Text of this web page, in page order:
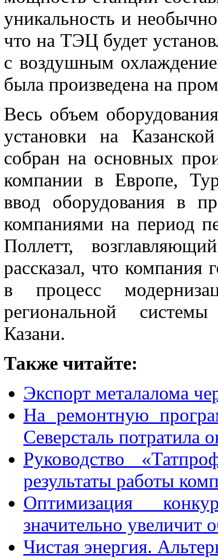
уникальность и
что на ТЭЦ будет
с воздушным
была произведена на
Весь объем
установки на
собран на основных
компании в Европе,
ввод оборудования в
компаниями на период
Поллетт,
рассказал, что
в процесс
региональной
Казани.
Также читайте:
Экспорт металалома
На ремонтную
Северсталь потратила
Руководство
результаты работы
Оптимизация
значительно увеличит
Чистая энергия.